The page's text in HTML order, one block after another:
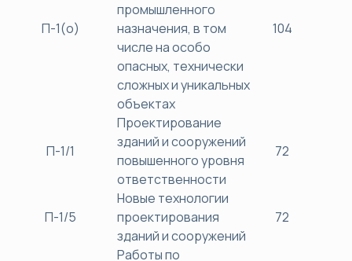
П-1(о)
промышленного
назначения, в том
числе на особо
опасных, технически
сложных и уникальных
объектах
104
П-1/1
Проектирование
зданий и сооружений
повышенного уровня
ответственности
72
П-1/5
Новые технологии
проектирования
зданий и сооружений
72
Работы по